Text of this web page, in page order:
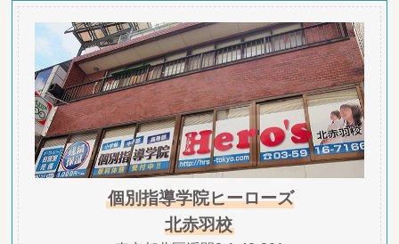
個別指導学院ヒーローズ
北赤羽校